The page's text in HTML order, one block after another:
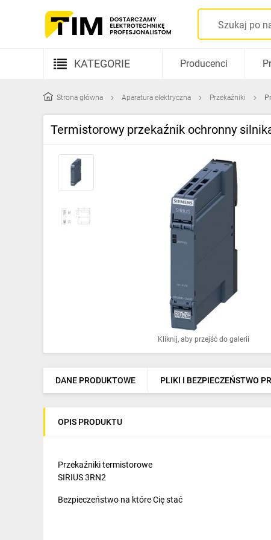
KATEGORIE
Kable i przewody
Rozdzielnice i obudowy
Elementy prowadzenia kabli
Fotowoltaika
Gniazda i łączniki
Ogrzewanie
Elektronarzędzia i mierniki
Pneumatyka
Dom i ogród
Producenci
Strona główna Aparatura elektryczna Przekaźniki
Termistorowy przekaźnik ochronny
Kliknij, aby przejść do galerii
DANE PRODUKTOWE PLIKI I BEZPIECZEŃSTWO
OPIS PRODUKTU
Przekaźniki termistorowe
SIRIUS 3RN2
Bezpieczeństwo na które Cię stać